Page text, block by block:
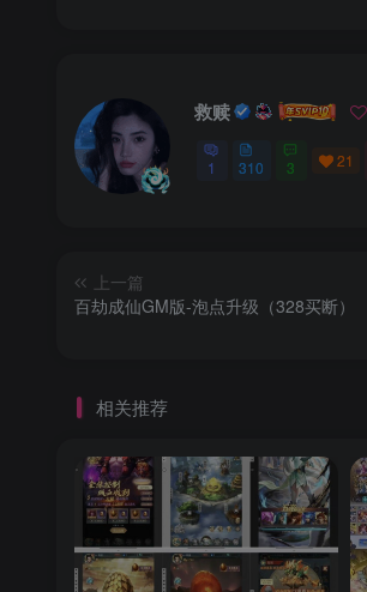
救赎
1 310 3 21
上一篇
百劫成仙GM版-泡点升级（328买断）
相关推荐